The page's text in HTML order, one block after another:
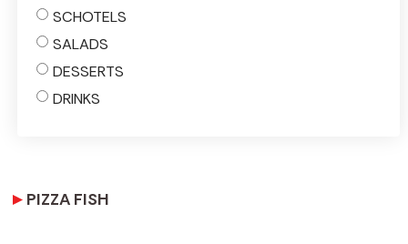
SCHOTELS
SALADS
DESSERTS
DRINKS
PIZZA FISH